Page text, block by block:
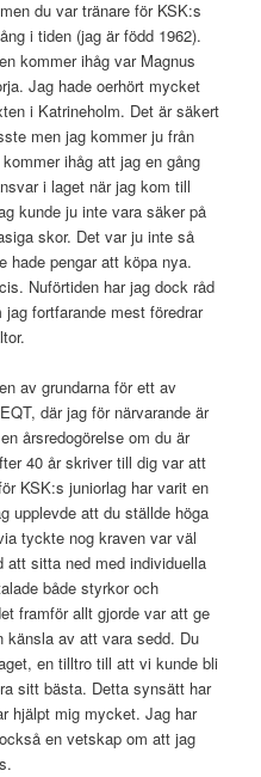
du var tränare för KSK:s
i tiden (jag är född 1962).
kommer ihåg var Magnus
Jag hade oerhört mycket
i Katrineholm. Det är säkert
men jag kommer ju från
ihåg att jag en gång
i laget när jag kom till
kunde ju inte vara säker på
skor. Det var ju inte så
hade pengar att köpa nya.
Nuförtiden har jag dock råd
fortfarande mest föredrar
av grundarna för ett av
där jag för närvarande är
årsredogörelse om du är
40 år skriver till dig var att
KSK:s juniorlag har varit en
upplevde att du ställde höga
tyckte nog kraven var väl
att sitta ned med individuella
både styrkor och
framför allt gjorde var att ge
känsla av att vara sedd. Du
en tilltro till att vi kunde bli
sitt bästa. Detta synsätt har
hjälpt mig mycket. Jag har
en vetskap om att jag